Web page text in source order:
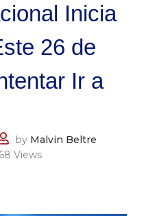
Inicia
26 de
Ir a
by Malvin Beltre
Views